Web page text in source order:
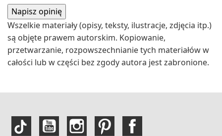
Wszelkie materiały (opisy, teksty, ilustracje, zdjęcia itp.)
są objęte prawem autorskim. Kopiowanie,
przetwarzanie, rozpowszechnianie tych materiałów w
całości lub w części bez zgody autora jest zabronione.